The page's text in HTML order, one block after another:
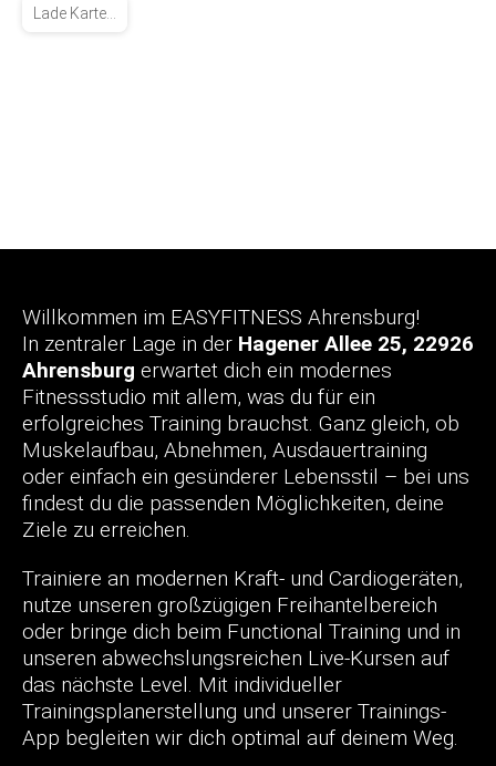
Lade Karte...
Willkommen im EASYFITNESS Ahrensburg!
In zentraler Lage in der Hagener Allee 25, 22926
Ahrensburg erwartet dich ein modernes
Fitnessstudio mit allem, was du für ein
erfolgreiches Training brauchst. Ganz gleich, ob
Muskelaufbau, Abnehmen, Ausdauertraining
oder einfach ein gesünderer Lebensstil – bei uns
findest du die passenden Möglichkeiten, deine
Ziele zu erreichen.
Trainiere an modernen Kraft- und Cardiogeräten,
nutze unseren großzügigen Freihantelbereich
oder bringe dich beim Functional Training und in
unseren abwechslungsreichen Live-Kursen auf
das nächste Level. Mit individueller
Trainingsplanerstellung und unserer Trainings-
App begleiten wir dich optimal auf deinem Weg.